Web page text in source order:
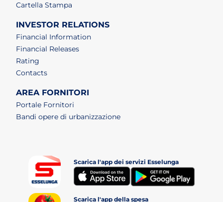
Cartella Stampa
INVESTOR RELATIONS
Financial Information
Financial Releases
Rating
Contacts
AREA FORNITORI
Portale Fornitori
Bandi opere di urbanizzazione
Scarica l'app dei servizi Esselunga
(apri in un nuovo tab)
(apri
Scarica l'app della spesa